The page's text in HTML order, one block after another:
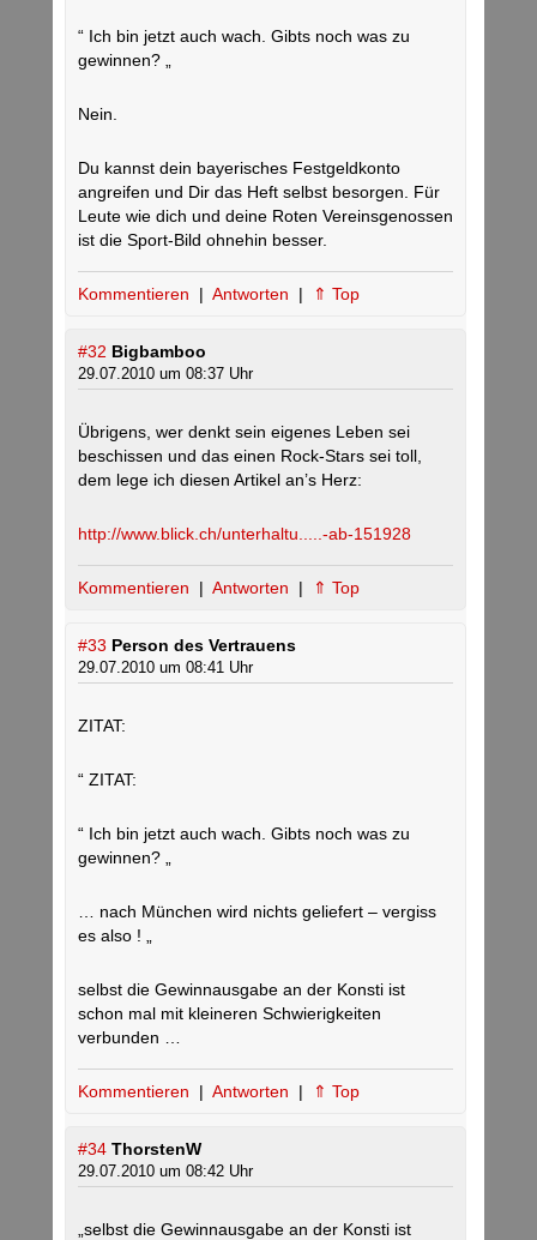
“ Ich bin jetzt auch wach. Gibts noch was zu
gewinnen? „
Nein.
Du kannst dein bayerisches Festgeldkonto
angreifen und Dir das Heft selbst besorgen. Für
Leute wie dich und deine Roten Vereinsgenossen
ist die Sport-Bild ohnehin besser.
Kommentieren | Antworten | ⇑ Top
#32 Bigbamboo
29.07.2010 um 08:37 Uhr
Übrigens, wer denkt sein eigenes Leben sei
beschissen und das einen Rock-Stars sei toll,
dem lege ich diesen Artikel an’s Herz:
http://www.blick.ch/unterhaltu.....-ab-151928
Kommentieren | Antworten | ⇑ Top
#33 Person des Vertrauens
29.07.2010 um 08:41 Uhr
ZITAT:
“ ZITAT:
“ Ich bin jetzt auch wach. Gibts noch was zu
gewinnen? „
… nach München wird nichts geliefert – vergiss
es also ! „
selbst die Gewinnausgabe an der Konsti ist
schon mal mit kleineren Schwierigkeiten
verbunden …
Kommentieren | Antworten | ⇑ Top
#34 ThorstenW
29.07.2010 um 08:42 Uhr
„selbst die Gewinnausgabe an der Konsti ist